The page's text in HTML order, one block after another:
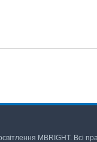
MBRIGHT. Всі